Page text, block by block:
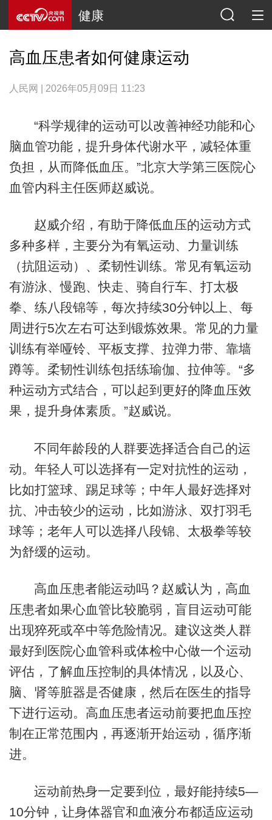
健康
高血压患者如何健康运动
人民网 | 2026年05月09日 11:23
“科学规律的运动可以改善神经功能和心
脑血管功能，提升身体代谢水平，减轻体重
负担，从而降低血压。”北京大学第三医院心
血管内科主任医师赵威说。
赵威介绍，有助于降低血压的运动方式
多种多样，主要分为有氧运动、力量训练
（抗阻运动）、柔韧性训练。常见有氧运动
有游泳、慢跑、快走、骑自行车、打太极
拳、练八段锦等，每次持续30分钟以上、每
周进行5次左右可达到锻炼效果。常见的力量
训练有举哑铃、平板支撑、拉弹力带、靠墙
蹲等。柔韧性训练包括练瑜伽、拉伸等。“多
种运动方式结合，可以起到更好的降血压效
果，提升身体素质。”赵威说。
不同年龄段的人群要选择适合自己的运
动。年轻人可以选择有一定对抗性的运动，
比如打篮球、踢足球等；中年人最好选择对
抗、冲击较少的运动，比如游泳、双打羽毛
球等；老年人可以选择八段锦、太极拳等较
为舒缓的运动。
高血压患者能运动吗？赵威认为，高血
压患者如果心血管比较脆弱，盲目运动可能
出现猝死或卒中等危险情况。建议这类人群
最好到医院心血管科或体检中心做一个运动
评估，了解血压控制的具体情况，以及心、
脑、肾等脏器是否健康，然后在医生的指导
下进行运动。高血压患者运动前要把血压控
制在正常范围内，再逐渐开始运动，循序渐
进。
运动前热身一定要到位，最好能持续5—
10分钟，让身体器官和血液分布都适应运动